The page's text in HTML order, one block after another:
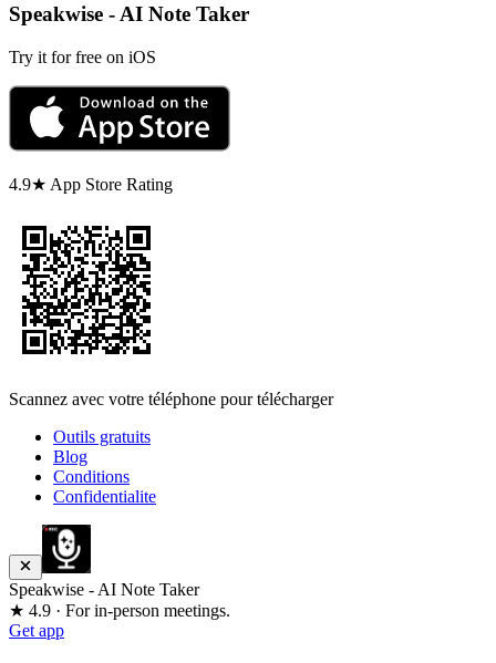
Speakwise - AI Note Taker
Try it for free on iOS
4.9★ App Store Rating
Scannez avec votre téléphone pour télécharger
Outils gratuits
Blog
Conditions
Confidentialite
Speakwise - AI Note Taker
★ 4.9 · For in-person meetings.
Get app